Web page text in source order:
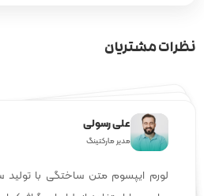
سادگی نامفهوم از صنعت